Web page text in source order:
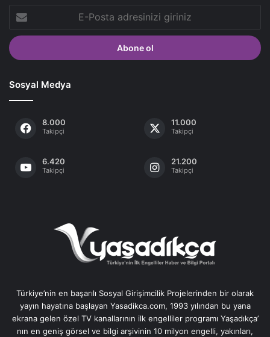
Posta
adresinizi
giriniz
Sosyal Medya
8.000
Takipçi
11.000
Takipçi
6.420
Takipçi
21.200
Takipçi
Türkiye’nin en başarılı Sosyal Girişimcilik Projelerinden bir olarak
yayın hayatına başlayan Yasadikca.com, 1993 yılından bu yana
ekrana gelen özel TV kanallarının ilk engelliler programı Yaşadıkça’
nın en geniş görsel ve bilgi arşivinin 10 milyon engelli, yakınları,